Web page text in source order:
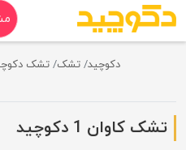
دکوچید تشک تشک
تشک کاوان 1 دکوچید